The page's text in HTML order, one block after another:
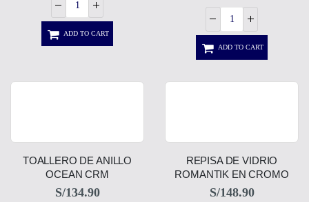
ADD TO CART
ADD TO CART
TOALLERO DE ANILLO
OCEAN CRM
S/134.90
REPISA DE VIDRIO
ROMANTIK EN CROMO
S/148.90